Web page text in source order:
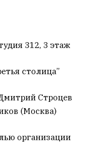
312, 3 этаж
столица”
Строцев
(Москва)
организации